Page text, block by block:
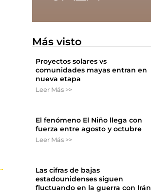
Más visto
Proyectos solares vs
comunidades mayas entran en
nueva etapa
Leer Más >>
El fenómeno El Niño llega con
fuerza entre agosto y octubre
Leer Más >>
Las cifras de bajas
estadounidenses siguen
fluctuando en la guerra con Irán